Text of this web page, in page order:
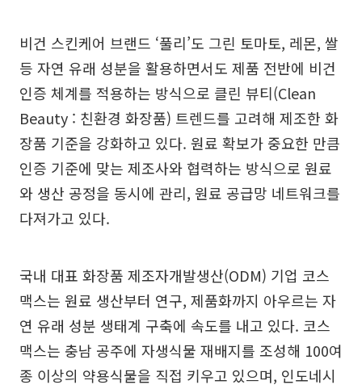
비건 스킨케어 브랜드 ‘풀리’도 그린 토마토, 레몬, 쌀
등 자연 유래 성분을 활용하면서도 제품 전반에 비건
인증 체계를 적용하는 방식으로 클린 뷰티(Clean
Beauty : 친환경 화장품) 트렌드를 고려해 제조한 화
장품 기준을 강화하고 있다. 원료 확보가 중요한 만큼
인증 기준에 맞는 제조사와 협력하는 방식으로 원료
와 생산 공정을 동시에 관리, 원료 공급망 네트워크를
다져가고 있다.
국내 대표 화장품 제조자개발생산(ODM) 기업 코스
맥스는 원료 생산부터 연구, 제품화까지 아우르는 자
연 유래 성분 생태계 구축에 속도를 내고 있다. 코스
맥스는 충남 공주에 자생식물 재배지를 조성해 100여
종 이상의 약용식물을 직접 키우고 있으며, 인도네시